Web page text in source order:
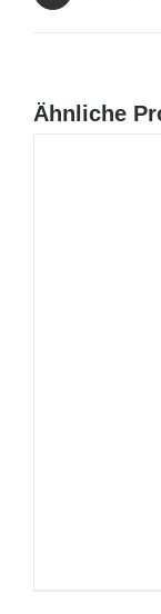
Ähnliche